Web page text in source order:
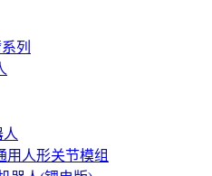
列
用人形关节模组